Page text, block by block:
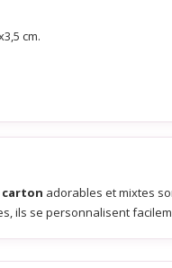
cm.
carton adorables et mixtes
ils se personnalisent